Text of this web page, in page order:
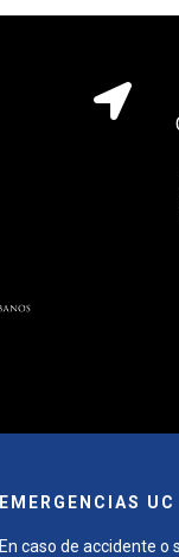
EMERGENCIAS UC
En caso de accidente o